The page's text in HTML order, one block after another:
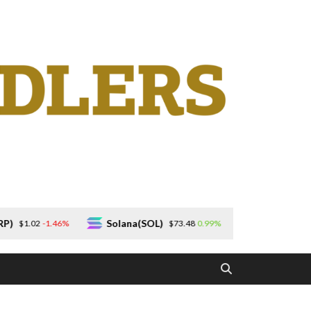
Solana(SOL) $73.48 0.99% TRON(TRX)